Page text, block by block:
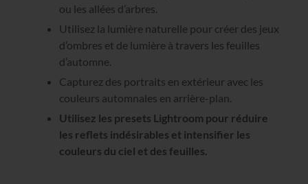
ou les allées d’arbres.
Utilisez la lumière naturelle pour créer des jeux
d’ombres et de lumière à travers les feuilles
d’automne.
Capturez des portraits en extérieur avec les
couleurs automnales en arrière-plan.
Utilisez les presets Lightroom pour réduire
les reflets indésirables et intensifier les
couleurs du ciel et des feuilles.